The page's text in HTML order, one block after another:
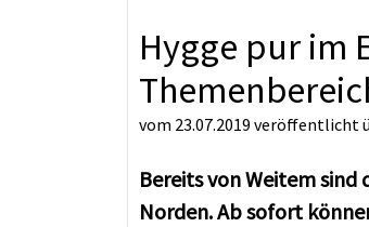
Hygge pur im
vom 23.07.2019 veröffentlicht
Bereits von Weitem
Norden. Ab sofort